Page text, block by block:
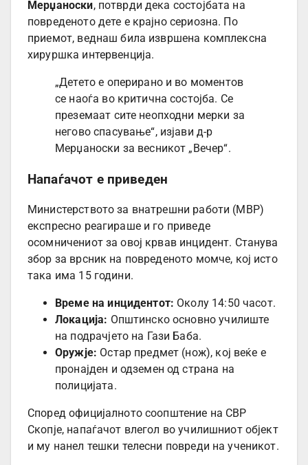
Мерџаноски, потврди дека состојбата на
повреденото дете е крајно сериозна. По
приемот, веднаш била извршена комплексна
хируршка интервенција.
„Детето е оперирано и во моментов
се наоѓа во критична состојба. Се
преземаат сите неопходни мерки за
негово спасување“, изјави д-р
Мерџаноски за весникот „Вечер“.
Напаѓачот е приведен
Министерството за внатрешни работи (МВР)
експресно реагираше и го приведе
осомничениот за овој крвав инцидент. Станува
збор за врсник на повреденото момче, кој исто
така има 15 години.
Време на инцидентот: Околу 14:50 часот.
Локација: Општинско основно училиште
на подрачјето на Гази Баба.
Оружје: Остар предмет (нож), кој веќе е
пронајден и одземен од страна на
полицијата.
Според официјалното соопштение на СВР
Скопје, напаѓачот влегол во училишниот објект
и му нанел тешки телесни повреди на ученикот.